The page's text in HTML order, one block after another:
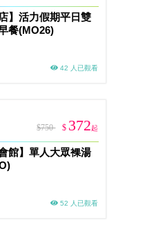
】活力假期平日雙
餐(MO26)
42 人已觀看
$750 $ 372起
館】單人大眾裸湯
52 人已觀看